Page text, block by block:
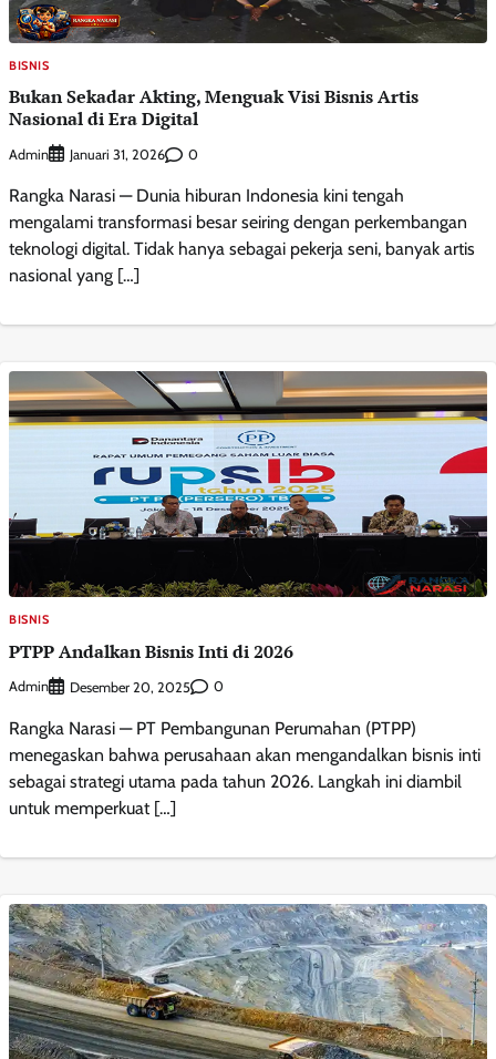
BISNIS
Bukan Sekadar Akting, Menguak Visi Bisnis Artis
Nasional di Era Digital
Admin Januari 31, 2026 0
Rangka Narasi — Dunia hiburan Indonesia kini tengah
mengalami transformasi besar seiring dengan perkembangan
teknologi digital. Tidak hanya sebagai pekerja seni, banyak artis
nasional yang […]
BISNIS
PTPP Andalkan Bisnis Inti di 2026
Admin Desember 20, 2025 0
Rangka Narasi — PT Pembangunan Perumahan (PTPP)
menegaskan bahwa perusahaan akan mengandalkan bisnis inti
sebagai strategi utama pada tahun 2026. Langkah ini diambil
untuk memperkuat […]